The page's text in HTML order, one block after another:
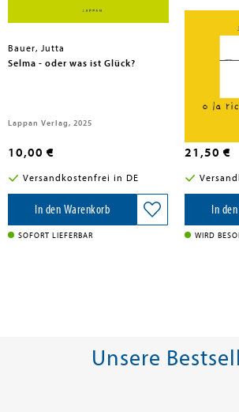
Bauer, Jutta
Selma - oder was ist Glück?
Lappan Verlag, 2025
10,00 €
Versandkostenfrei in DE
In den Warenkorb
SOFORT LIEFERBAR
Selma o
21,50 €
In
WIRD
Unsere